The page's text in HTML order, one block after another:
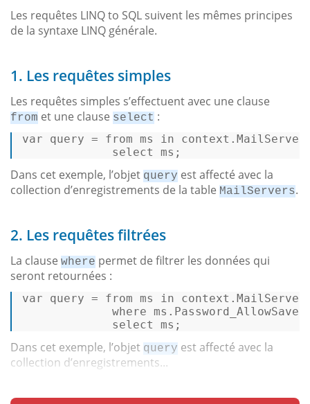
Les requêtes LINQ to SQL suivent les mêmes principes
de la syntaxe LINQ générale.
1. Les requêtes simples
Les requêtes simples s’effectuent avec une clause
from et une clause select :
var query = from ms in
select
ms;
Dans cet exemple, l’objet query est affecté avec la
collection d’enregistrements de la table MailServers.
2. Les requêtes filtrées
La clause where permet de filtrer les données qui
seront retournées :
var query = from ms in
where ms.Password_AllowSave
select
ms;
Dans cet exemple, l’objet query est affecté avec la
collection d’enregistrements...